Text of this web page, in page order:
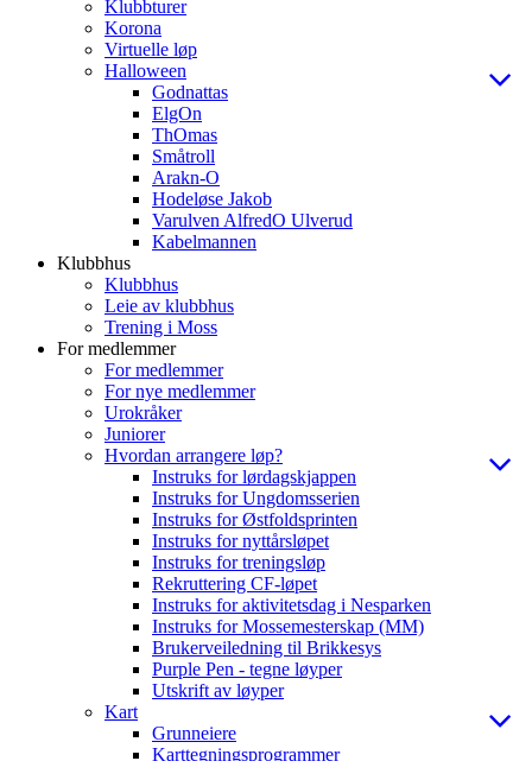
Klubbturer
Korona
Virtuelle løp
Halloween
Godnattas
ElgOn
ThOmas
Småtroll
Arakn-O
Hodeløse Jakob
Varulven AlfredO Ulverud
Kabelmannen
Klubbhus
Klubbhus
Leie av klubbhus
Trening i Moss
For medlemmer
For medlemmer
For nye medlemmer
Urokråker
Juniorer
Hvordan arrangere løp?
Instruks for lørdagskjappen
Instruks for Ungdomsserien
Instruks for Østfoldsprinten
Instruks for nyttårsløpet
Instruks for treningsløp
Rekruttering CF-løpet
Instruks for aktivitetsdag i Nesparken
Instruks for Mossemesterskap (MM)
Brukerveiledning til Brikkesys
Purple Pen - tegne løyper
Utskrift av løyper
Kart
Grunneiere
Karttegningsprogrammer